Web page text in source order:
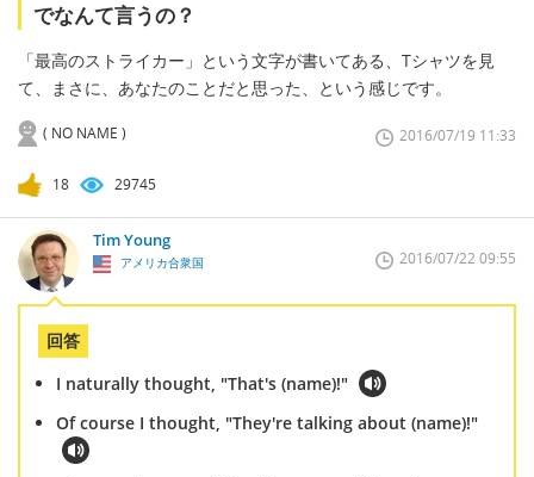
でなんて言うの？
「最高のストライカー」という文字が書いてある、Tシャツを見
て、まさに、あなたのことだと思った、という感じです。
( NO NAME ) 2016/07/19 11:33
18 29745
Tim Young
アメリカ合衆国 2016/07/22 09:55
回答
I naturally thought, "That's (name)!"
Of course I thought, "They're talking about (name)!"